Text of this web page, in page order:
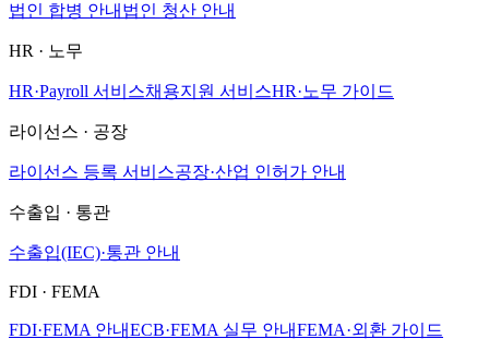
법인 합병 안내 법인 청산 안내
HR · 노무
HR·Payroll 서비스채용지원 서비스HR·노무 가이드
라이선스 · 공장
라이선스 등록 서비스공장·산업 인허가 안내
수출입 · 통관
수출입(IEC)·통관 안내
FDI · FEMA
FDI·FEMA 안내ECB·FEMA 실무 안내FEMA·외환 가이드